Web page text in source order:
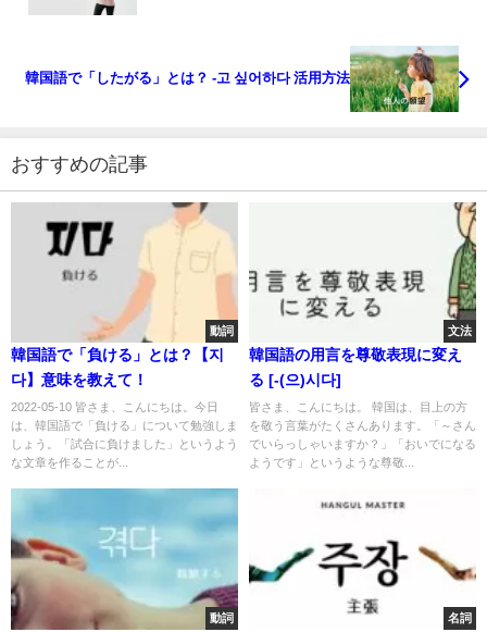
韓国語で「したがる」とは？ -고 싶어하다 活用方法
おすすめの記事
動詞
韓国語で「負ける」とは？【지
다】意味を教えて！
2022-05-10 皆さま、こんにちは。今日
は、韓国語で「負ける」について勉強しま
しょう。「試合に負けました」というよう
な文章を作ることが...
文法
韓国語の用言を尊敬表現に変え
る [-(으)시다]
皆さま、こんにちは。 韓国は、目上の方
を敬う言葉がたくさんあります。「～さん
でいらっしゃいますか？」「おいでになる
ようです」というような尊敬...
動詞 名詞